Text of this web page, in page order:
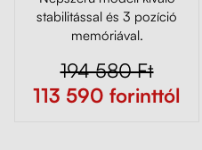
stabilitással és 3 pozíció
memóriával.
194 580 Ft
113 590 forinttól